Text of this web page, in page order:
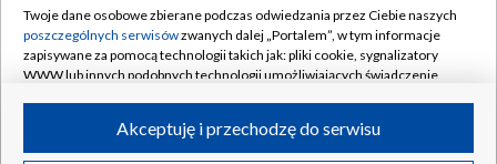
Rada Programowa
System NOS
Informacje o nadawcy
Program dla prasy
Kontakt
Kanały
Twoje dane osobowe zbierane podczas odwiedzania przez Ciebie naszych
poszczególnych serwisówzwanych dalej „Portalem”, w tym informacje
zapisywane za pomocą technologii takich jak: pliki cookie, sygnalizatory
WWW lub innych podobnych technologii umożliwiających świadczenie
ruchu w Internecie.Akceptuję i przechodzę do serwisu